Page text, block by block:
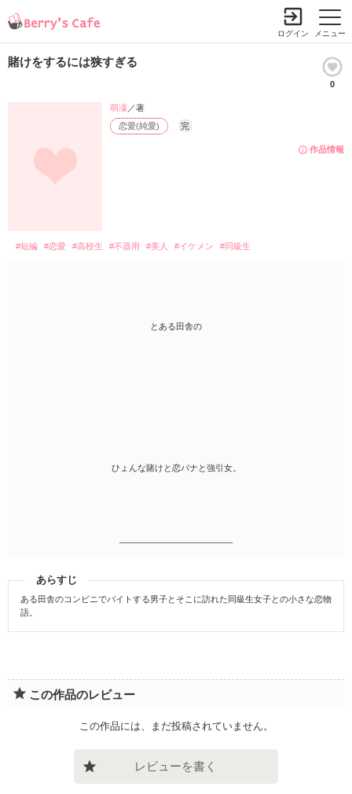
メニュー
ログイン
賭けをするには狭すぎる
0
作品情報
恋愛(純愛) 完
萌凜／著
#短編 #恋愛 #高校生 #不器用 #美人 #イケメン #同級生
とある田舎の
ひょんな賭けと恋バナと強引女。
あらすじ
ある田舎のコンビニでバイトする男子とそこに訪れた同級生女子との小さな恋物
語。
この作品のレビュー
この作品には、まだ投稿されていません。
レビューを書く